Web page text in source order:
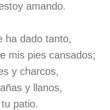
amando.
ha dado tanto,
mis pies cansados;
y charcos,
y llanos,
patio.